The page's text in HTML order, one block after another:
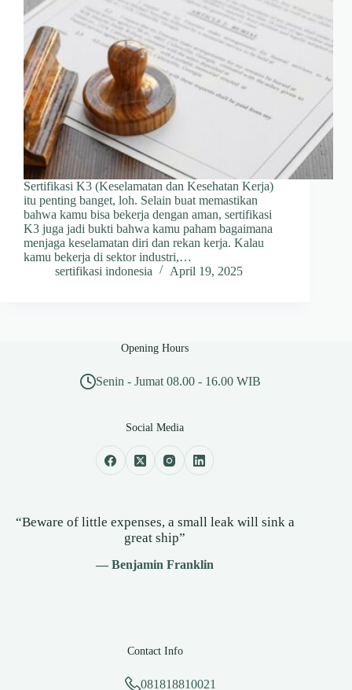
Sertifikasi K3 (Keselamatan dan Kesehatan Kerja)
itu penting banget, loh. Selain buat memastikan
bahwa kamu bisa bekerja dengan aman, sertifikasi
K3 juga jadi bukti bahwa kamu paham bagaimana
menjaga keselamatan diri dan rekan kerja. Kalau
kamu bekerja di sektor industri,…
sertifikasi indonesia
April 19, 2025
Opening Hours
Senin - Jumat 08.00 - 16.00 WIB
Social Media
“Beware of little expenses, a small leak will sink a
great ship”
— Benjamin Franklin
Contact Info
081818810021